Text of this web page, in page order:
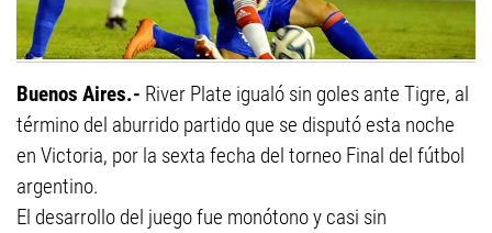
Buenos Aires.- River Plate igualó sin goles ante Tigre, al
término del aburrido partido que se disputó esta noche
en Victoria, por la sexta fecha del torneo Final del fútbol
argentino.
El desarrollo del juego fue monótono y casi sin